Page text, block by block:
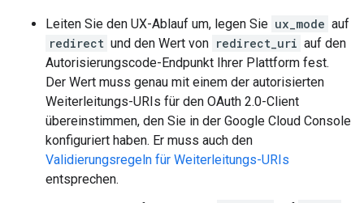
Leiten Sie den UX-Ablauf um, legen Sie ux_mode auf
redirect und den Wert von redirect_uri auf den
Autorisierungscode-Endpunkt Ihrer Plattform fest.
Der Wert muss genau mit einem der autorisierten
Weiterleitungs-URIs für den OAuth 2.0-Client
übereinstimmen, den Sie in der Google Cloud Console
konfiguriert haben. Er muss auch den
Validierungsregeln für Weiterleitungs-URIs
entsprechen.